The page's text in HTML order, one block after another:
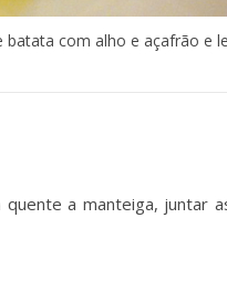
com alho e açafrão e
a manteiga, juntar